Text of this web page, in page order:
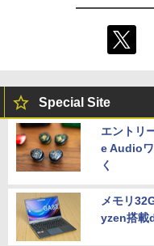
Special Site
エントリ
e Audio
く
メモリ
yzen搭載